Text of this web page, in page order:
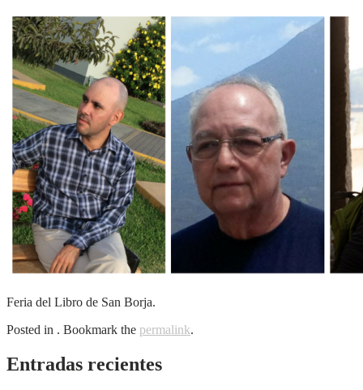
Feria del Libro de San Borja.
Posted in . Bookmark the permalink.
Entradas recientes